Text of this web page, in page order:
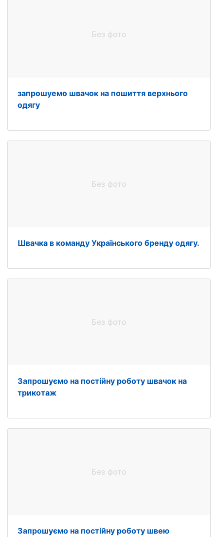
Без фото
запрошуемо швачок на пошиття верхнього
одягу
Без фото
Швачка в команду Українського бренду одягу.
Без фото
Запрошуємо на постійну роботу швачок на
трикотаж
Без фото
Запрошуємо на постійну роботу швею